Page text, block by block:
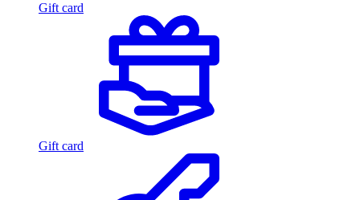
Gift card
Gift card